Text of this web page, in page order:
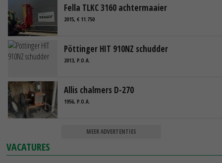
Fella TLKC 3160 achtermaaier
2015, € 11.750
Pöttinger HIT 910NZ schudder
2013, P.O.A.
Allis chalmers D-270
1956, P.O.A.
MEER ADVERTENTIES
VACATURES